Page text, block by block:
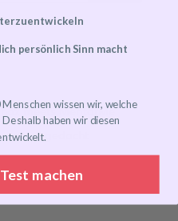
meets MentorMe
neu gedacht
persönlich Sinn macht
wissen wir, welche
haben wir diesen
machen